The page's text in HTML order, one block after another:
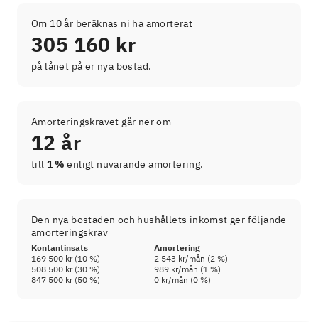
Om 10 år beräknas ni ha amorterat
305 160 kr
på lånet på er nya bostad.
Amorteringskravet går ner om
12 år
till 1 % enligt nuvarande amortering.
Den nya bostaden och hushållets inkomst ger följande
amorteringskrav
Kontantinsats
Amortering
169 500 kr(10 %) 2 543 kr/mån (2 %)
508 500 kr(30 %) 989 kr/mån (1 %)
847 500 kr(50 %) 0 kr/mån (0 %)